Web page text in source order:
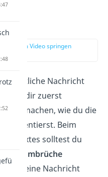
Stelle im Video springen
schriftliche Nachricht
du dir zuerst
machen, wie du die
präsentierst. Beim
Textes solltest du
Zeilenumbrüche
deine Nachricht